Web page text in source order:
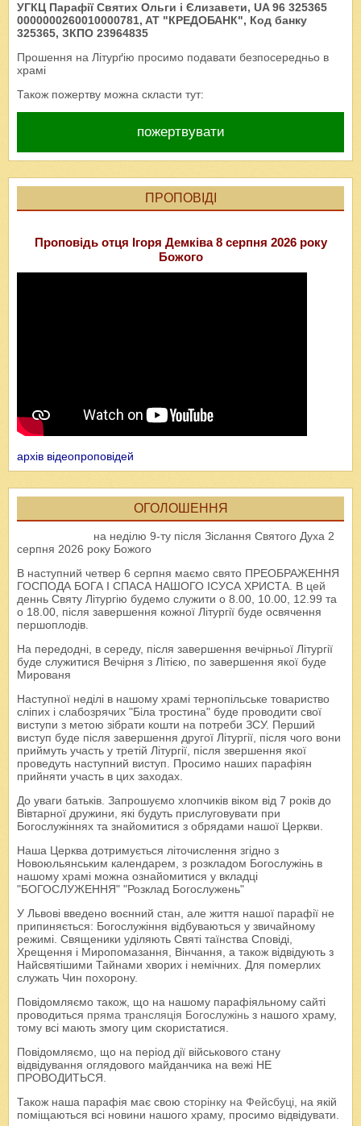
УГКЦ Парафії Святих Ольги і Єлизавети, UA 96 325365
0000000260010000781, AT "КРЕДОБАНК", Код банку
325365, ЗКПО 23964835
Прошення на Літурґію просимо подавати безпосередньо в
храмі
Також пожертву можна скласти тут:
пожертвувати
ПРОПОВІДІ
Проповідь отця Ігоря Демківа 8 серпня 2026 року
Божого
архів відеопроповідей
ОГОЛОШЕННЯ
на неділю 9-ту після Зіслання Святого Духа 2
серпня 2026 року Божого
В наступний четвер 6 серпня маємо свято ПРЕОБРАЖЕННЯ
ГОСПОДА БОГА І СПАСА НАШОГО ІСУСА ХРИСТА. В цей
деннь Святу Літургію будемо служити о 8.00, 10.00, 12.99 та
о 18.00, після завершення кожної Літургії буде освячення
першоплодів.
На передодні, в середу, після завершення вечірньої Літургії
буде служитися Вечірня з Літією, по завершення якої буде
Мированя
Наступної неділі в нашому храмі тернопільське товариство
сліпих і слабозрячих "Біла тростина" буде проводити свої
виступи з метою зібрати кошти на потреби ЗСУ. Перший
виступ буде після завершення другої Літургії, після чого вони
приймуть участь у третій Літургії, після звершення якої
проведуть наступний виступ. Просимо наших парафіян
прийняти участь в цих заходах.
До уваги батьків. Запрошуємо хлопчиків віком від 7 років до
Вівтарної дружини, які будуть прислуговувати при
Богослужіннях та знайомитися з обрядами нашої Церкви.
Наша Церква дотримується літочислення згідно з
Новоюльянським календарем, з розкладом Богослужінь в
нашому храмі можна ознайомитися у вкладці
"БОГОСЛУЖЕННЯ" "Розклад Богослужень"
У Львові введено воєнний стан, але життя нашої парафії не
припиняється: Богослужіння відбуваються у звичайному
режимі. Священики уділяють Святі таїнства Сповіді,
Хрещення і Миропомазання, Вінчання, а також відвідують з
Найсвятішими Тайнами хворих і немічних. Для померлих
служать Чин похорону.
Повідомляємо також, що на нашому парафіяльному сайті
проводиться пряма трансляція Богослужінь з нашого храму,
тому всі мають змогу цим скористатися.
Повідомляємо, що на період дії військового стану
відвідування оглядового майданчика на вежі НЕ
ПРОВОДИТЬСЯ.
Також наша парафія має свою сторінку на Фейсбуці, на якій
поміщаються всі новини нашого храму, просимо відвідувати.